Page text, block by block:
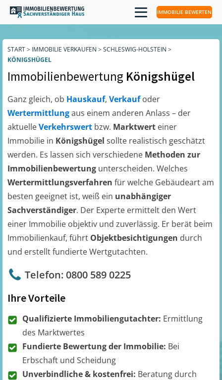
IMMOBILIE BEWERTEN
START> IMMOBILIE VERKAUFEN > SCHLESWIG-HOLSTEIN >
KÖNIGSHÜGEL
Immobilienbewertung Königshügel
Ganz gleich, ob Hauskauf, Verkaufoder
Wertermittlungaus einem anderen Anlass – der
aktuelleVerkehrswert bzw. Marktwert einer
Immobilie in Königshügel sollte realistisch geschätzt
werden. Es lassen sich verschiedene Methoden zur
Immobilienbewertung unterscheiden. Welches
Wertermittlungsverfahren für welche Gebäudeart am
besten geeignet ist, weiß ein unabhängiger
Sachverständiger. Der Experte ermittelt den Wert
einer Immobilie objektiv und zuverlässig. Er berät beim
Immobilienkauf, führt Objektbesichtigungen durch
und erstellt fundierte Wertgutachten.
Telefon: 0800 589 0225
Ihre Vorteile
Qualifizierte Immobiliengutachter: Ermittlung
des Marktwertes
Fundierte Bewertung der Immobilie: Bei
Erbschaft und Scheidung
Unverbindliche & kostenfrei: Beratung durch